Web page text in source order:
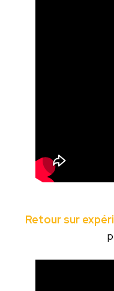
Retour sur